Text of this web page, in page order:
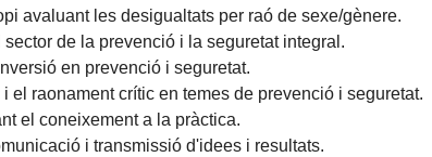
avaluant les desigualtats per raó de sexe/gènere.
de la prevenció i la seguretat integral.
en prevenció i seguretat.
el raonament crític en temes de prevenció i seguretat.
el coneixement a la pràctica.
i transmissió d'idees i resultats.